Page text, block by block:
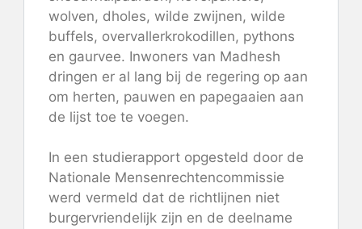
wolven, dholes, wilde zwijnen, wilde
buffels, overvallerkrokodillen, pythons
en gaurvee. Inwoners van Madhesh
dringen er al lang bij de regering op aan
om herten, pauwen en papegaaien aan
de lijst toe te voegen.
In een studierapport opgesteld door de
Nationale Mensenrechtencommissie
werd vermeld dat de richtlijnen niet
burgervriendelijk zijn en de deelname